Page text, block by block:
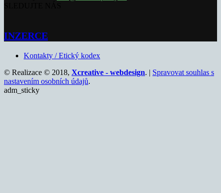
INZERCE
Kontakty / Etický kodex
© Realizace © 2018, Xcreative - webdesign. | Spravovat souhlas s
nastavením osobních údajů.
adm_sticky